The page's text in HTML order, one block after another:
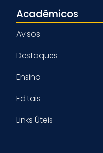
Acadêmicos
Avisos
Destaques
Ensino
Editais
Links Úteis